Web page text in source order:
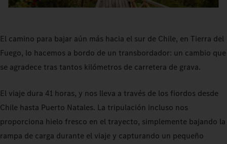
El camino para bajar aún más hacia el sur de Chile, en Tierra del
Fuego, lo hacemos a bordo de un transbordador: un cambio que
se agradece tras tantos kilómetros de carretera de grava.
El viaje dura 41 horas, y nos lleva a través de los fiordos desde
Chile hasta Puerto Natales. La tripulación incluso nos
proporciona hielo fresco en el trayecto, simplemente bajando la
rampa de carga durante el viaje y capturando un pequeño